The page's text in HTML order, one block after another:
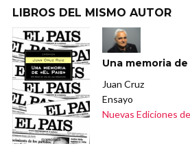
LIBROS DEL MISMO AUTOR
Una memoria de
Juan Cruz
Ensayo
Nuevas Ediciones